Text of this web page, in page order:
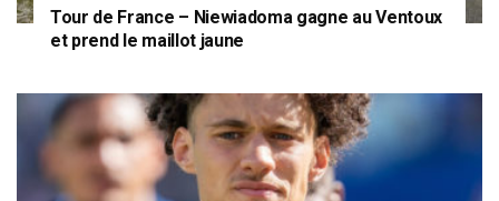
Tour de France – Niewiadoma gagne au Ventoux
et prend le maillot jaune